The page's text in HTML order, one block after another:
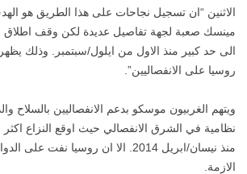
الاثنين “ان تسجيل نجاحات على هذا الطريق هو
مينسك صعبة لجهة تفاصيل عديدة لكن وقف اطلاق
الى حد كبير منذ الاول من ايلول/سبتمبر. وذلك
روسيا على الانفصاليين”.
ويتهم الغربيون موسكو بدعم الانفصاليين بالسلاح
نظامية في الشرق الانفصالي حيث اوقع النزاع اكثر
منذ نيسان/ابريل 2014. الا ان روسيا
الازمة.